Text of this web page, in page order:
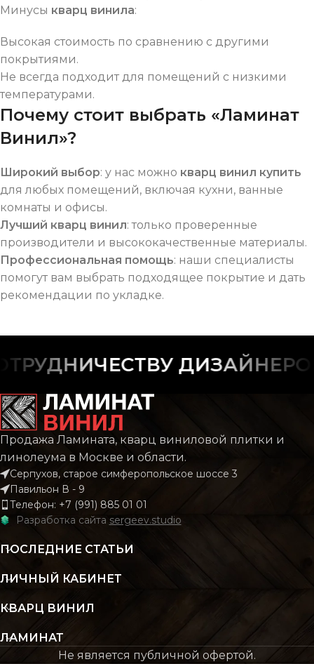
Минусы кварц винила:
Высокая стоимость по сравнению с другими
покрытиями.
Не всегда подходит для помещений с низкими
температурами.
Почему стоит выбрать «Ламинат
Винил»?
Широкий выбор: у нас можно кварц винил купить
для любых помещений, включая кухни, ванные
комнаты и офисы.
Лучший кварц винил: только проверенные
производители и высококачественные материалы.
Профессиональная помощь: наши специалисты
помогут вам выбрать подходящее покрытие и дать
рекомендации по укладке.
ДИЗАЙНЕРОВ И
Продажа Ламината, кварц виниловой плитки и
линолеума в Москве и области.
Серпухов, старое симферопольское шоссе 3
Павильон В - 9
Телефон: +7 (991) 885 01 01
Разработка сайта sergeev.studio
ПОСЛЕДНИЕ СТАТЬИ
ЛИЧНЫЙ КАБИНЕТ
КВАРЦ ВИНИЛ
ЛАМИНАТ
Не является публичной офертой.